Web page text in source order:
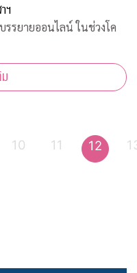
ฯ
รยายออนไลน์ ในช่วงโค
10 11 12